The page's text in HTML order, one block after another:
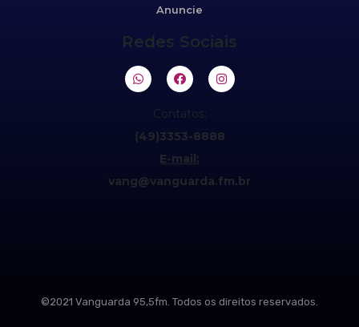
Anuncie
Redes Sociais
Contatos:
(49)3353-8888
E-mail:
vang@vanguarda.fm.br
©2021 Vanguarda 95,5fm. Todos os direitos reservados.